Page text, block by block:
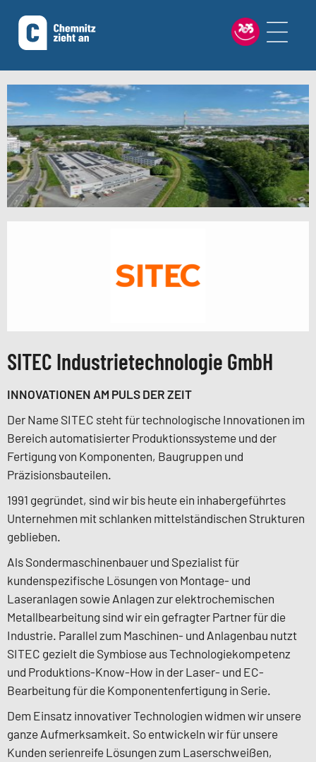
SITEC Industrietechnologie GmbH
INNOVATIONEN AM PULS DER ZEIT
Der Name SITEC steht für technologische Innovationen im
Bereich automatisierter Produktionssysteme und der
Fertigung von Komponenten, Baugruppen und
Präzisionsbauteilen.
1991 gegründet, sind wir bis heute ein inhabergeführtes
Unternehmen mit schlanken mittelständischen Strukturen
geblieben.
Als Sondermaschinenbauer und Spezialist für
kundenspezifische Lösungen von Montage- und
Laseranlagen sowie Anlagen zur elektrochemischen
Metallbearbeitung sind wir ein gefragter Partner für die
Industrie. Parallel zum Maschinen- und Anlagenbau nutzt
SITEC gezielt die Symbiose aus Technologiekompetenz
und Produktions-Know-How in der Laser- und EC-
Bearbeitung für die Komponentenfertigung in Serie.
Dem Einsatz innovativer Technologien widmen wir unsere
ganze Aufmerksamkeit. So entwickeln wir für unsere
Kunden serienreife Lösungen zum Laserschweißen,